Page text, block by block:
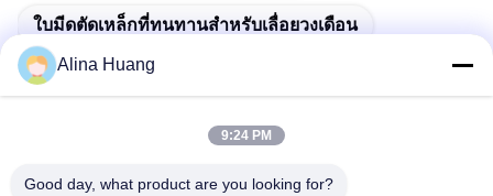
ใบมีดตัดเหล็กที่ทนทานสำหรับเลื่อยวงเดือน
Alina Huang
9:24 PM
Good day, what product are you looking for?